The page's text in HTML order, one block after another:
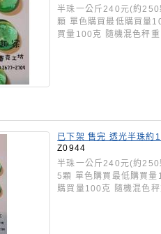
半珠一公斤240元(約
顆 單色購買最低購買量
買量100克 隨機混色秤重
已下架 售完 透光半珠約
1000克裝 Z0944
Z0944
半珠一公斤240元(約
5顆 單色購買最低購買
購買量100克 隨機混色